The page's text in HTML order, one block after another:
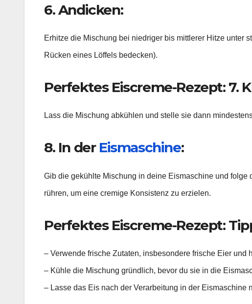
6. Andicken:
Erhitze die Mischung bei niedriger bis mittlerer Hitze unter
Rücken eines Löffels bedecken).
Perfektes Eiscreme-Rezept: 7.
Lass die Mischung abkühlen und stelle sie dann
8. In der Eismaschine:
Gib die gekühlte Mischung in deine Eismaschine und
rühren, um eine cremige Konsistenz zu erzielen.
Perfektes Eiscreme-Rezept:
– Verwende frische Zutaten, insbesondere frische Eier und
– Kühle die Mischung gründlich, bevor du sie in die
– Lasse das Eis nach der Verarbeitung in der Eismaschine